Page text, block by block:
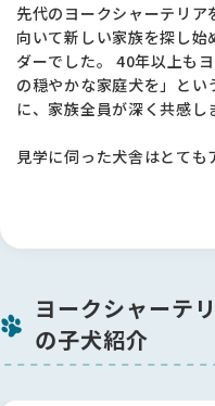
単なる仲介サイトではなく
て「動物福祉」に真正面
なら信頼できると確信し
代表の吉村さんが発信され
ことへの覚悟と誠実さが
会いを含め、終始あたた
日本も諸外国のように、
そんな願いを形にしよう
も心から応援しています
先代のヨークシャーテリ
向いて新しい家族を探し
ダーでした。 40年以上も
の穏やかな家庭犬を」と
に、家族全員が深く共感し
見学に伺った犬舎はとて
くしている姿に大きな安心
も決め手の一つです。
今回は子犬ではなく、落
とにしましたが、その落ち
場一致で「この子だ！」と
ヨークシャーテ
の子犬紹介